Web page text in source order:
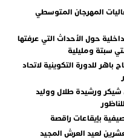
المهرجان المتوسطي
حول الأحداث التي عرفتها
ومليلية
للدورة التكوينية لاتحاد
ورشيدة طلال ووليد
بإيقاعات راقصة
لعيد العرش المجيد